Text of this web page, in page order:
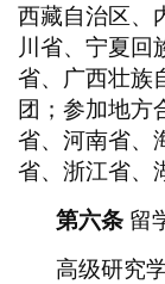
西藏自治区、
川省、宁夏回
省、广西壮族
团；参加地方
省、河南省、
省、浙江省、
第六条 留
高级研究